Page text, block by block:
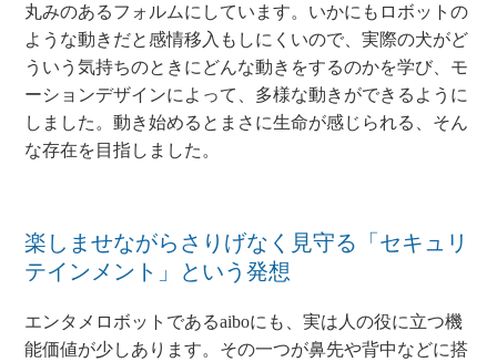
丸みのあるフォルムにしています。いかにもロボットの
ような動きだと感情移入もしにくいので、実際の犬がど
ういう気持ちのときにどんな動きをするのかを学び、モ
ーションデザインによって、多様な動きができるように
しました。動き始めるとまさに生命が感じられる、そん
な存在を目指しました。
楽しませながらさりげなく見守る「セキュリ
テインメント」という発想
エンタメロボットであるaiboにも、実は人の役に立つ機
能価値が少しあります。その一つが鼻先や背中などに搭